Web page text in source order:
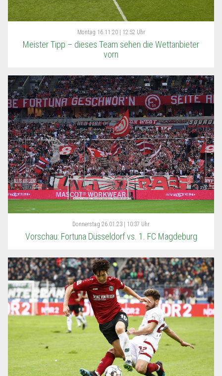
Montag 16.11.20 | 12:52 Uhr
Meister Tipp – dieses Team sehen die Wettanbieter
vorn
Donnerstag 26.01.23 | 10:37 Uhr
Vorschau: Fortuna Düsseldorf vs. 1. FC Magdeburg